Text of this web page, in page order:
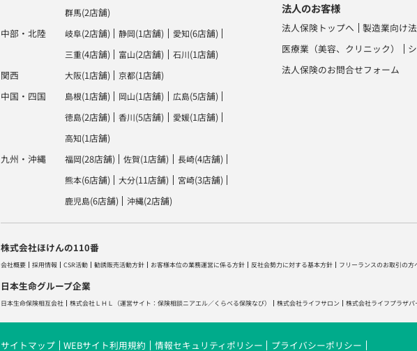
群馬(2店舗)
中部・北陸
岐阜(2店舗) 静岡(1店舗) 愛知(6店舗)
三重(4店舗) 富山(2店舗) 石川(1店舗)
関西
大阪(1店舗) 京都(1店舗)
中国・四国
島根(1店舗) 岡山(1店舗) 広島(5店舗)
徳島(2店舗) 香川(5店舗) 愛媛(1店舗)
高知(1店舗)
九州・沖縄
福岡(28店舗) 佐賀(1店舗) 長崎(4店舗)
熊本(6店舗) 大分(11店舗) 宮崎(3店舗)
鹿児島(6店舗) 沖縄(2店舗)
法人のお客様
法人保険トップへ 製造業向け
医療業（美容、クリニック）
法人保険のお問合せフォーム
株式会社ほけんの110番
会社概要 採用情報 CSR活動 勧誘販売活動方針 お客様本位の業務運営に係る方針 反社会勢力に対する基本方針 フリーランスのお取引の方
日本生命グループ企業
日本生命保険相互会社 株式会社ＬＨＬ （運営サイト： 保険相談ニアエル／くらべる保険なび） 株式会社ライフサロン 株式会社ライフプラザパ
サイトマップ WEBサイト利用規約 情報セキュリティポリシー プライバシーポリシー